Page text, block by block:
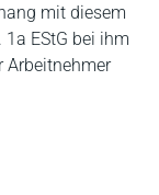
mit diesem
EStG bei ihm
Arbeitnehmer